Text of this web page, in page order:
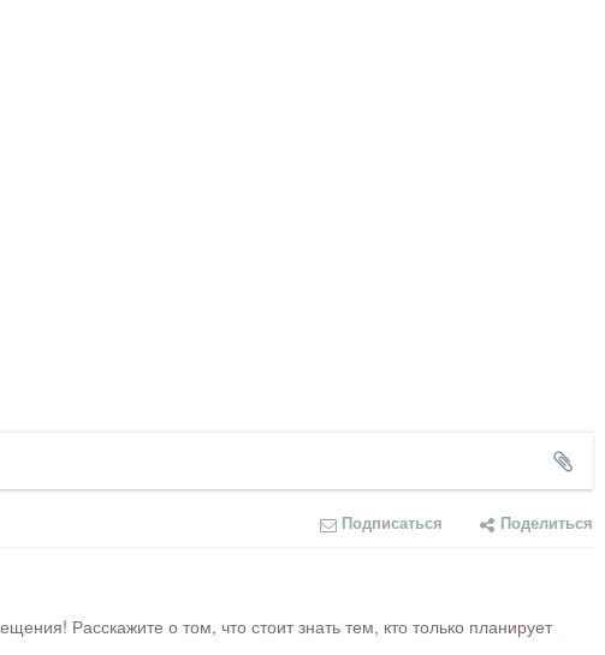
Подписаться Поделиться
Расскажите о том, что стоит знать тем, кто только планирует